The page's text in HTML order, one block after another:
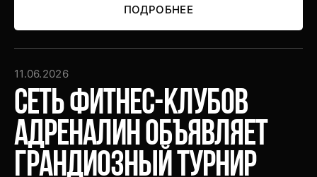
ПОДРОБНЕЕ
11.06.2026
Сеть фитнес-клубов
Адреналин объявляет
грандиозный турнир